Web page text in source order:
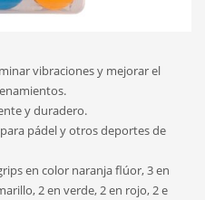
vibraciones y mejorar el
y duradero.
pádel y otros deportes de
en color naranja flúor, 3 en
2 en verde, 2 en rojo, 2 e